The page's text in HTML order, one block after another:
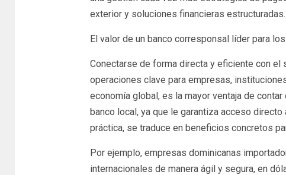
exterior y soluciones financieras estructuradas.
El valor de un banco corresponsal líder para
Conectarse de forma directa y eficiente con
operaciones clave para empresas,
economía global, es la mayor ventaja de
banco local, ya que le garantiza acceso
práctica, se traduce en beneficios concretos
Por ejemplo, empresas dominicanas
internacionales de manera ágil y segura, en